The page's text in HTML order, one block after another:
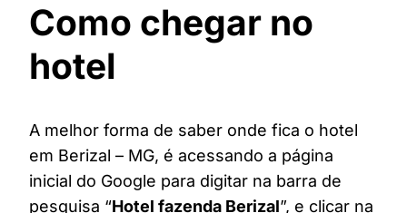
Como chegar no
hotel
A melhor forma de saber onde fica o hotel
em Berizal – MG, é acessando a página
inicial do Google para digitar na barra de
pesquisa “Hotel fazenda Berizal”, e clicar na